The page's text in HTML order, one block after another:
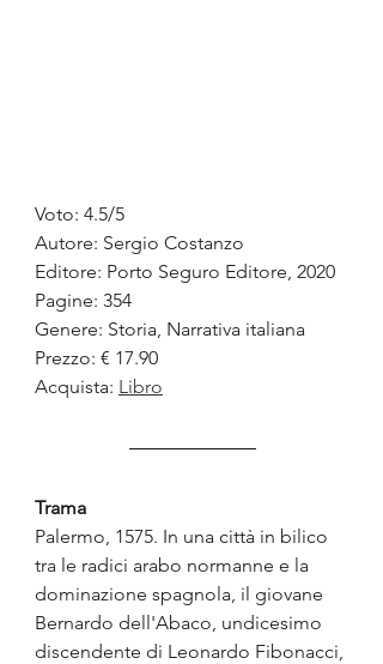
Voto: 4.5/5
Autore: Sergio Costanzo
Editore: Porto Seguro Editore, 2020
Pagine: 354
Genere: Storia, Narrativa italiana
Prezzo: € 17.90
Acquista: Libro
Trama
Palermo, 1575. In una città in bilico
tra le radici arabo normanne e la
dominazione spagnola, il giovane
Bernardo dell'Abaco, undicesimo
discendente di Leonardo Fibonacci,